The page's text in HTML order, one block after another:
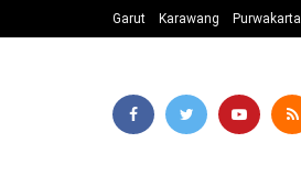
Garut Karawang Purwakarta